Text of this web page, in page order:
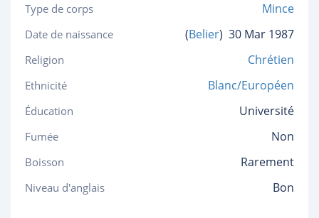
Type de corps Mince
Date de naissance (Belier) 30 Mar 1987
Religion Chrétien
Ethnicité Blanc/Européen
Éducation Université
Fumée Non
Boisson Rarement
Niveau d'anglais Bon